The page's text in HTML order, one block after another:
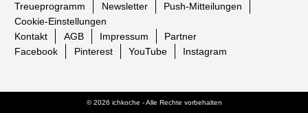
Treueprogramm
Newsletter
Push-Mitteilungen
Cookie-Einstellungen
Kontakt
AGB Impressum
Partner
Facebook
Pinterest YouTube Instagram
© 2026 ichkoche - Alle Rechte vorbehalten